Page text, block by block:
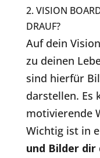
2. VISION
DRAUF?
Auf dein
zu deinen
sind hierfür
darstellen. Es
motivierende
Wichtig ist in
und Bilder dir